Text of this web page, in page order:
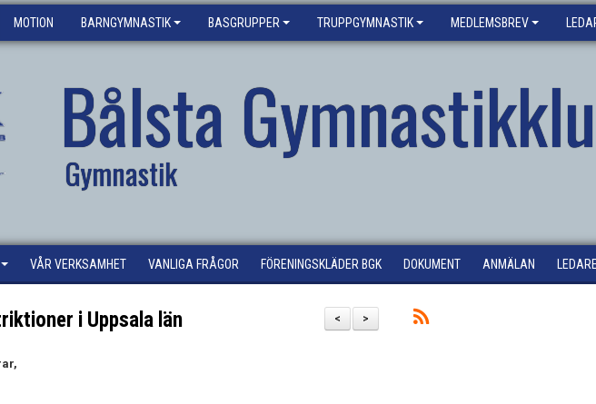
MOTION BARNGYMNASTIK BASGRUPPER TRUPPGYMNASTIK MEDLEMSBREV
Bålsta
Gymnastik
VÅR VERKSAMHET VANLIGA FRÅGOR FÖRENINGSKLÄDER BGK DOKUMENT ANMÄLAN LEDARE
>
<
i Uppsala län